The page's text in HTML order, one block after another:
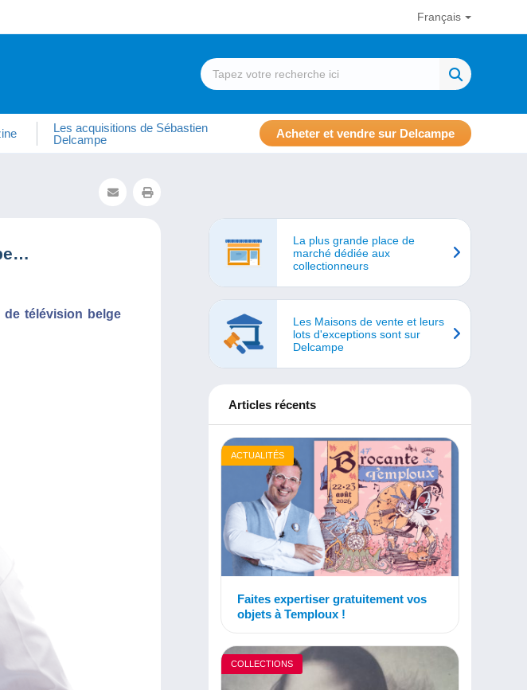
Français
Les acquisitions de Sébastien
Delcampe
Acheter et vendre sur Delcampe
de télévision belge
La plus grande place de
marché dédiée aux
collectionneurs
Les Maisons de vente et leurs
lots d'exceptions sont sur
Delcampe
Articles récents
ACTUALITÉS
Faites expertiser gratuitement vos
objets à Temploux !
COLLECTIONS